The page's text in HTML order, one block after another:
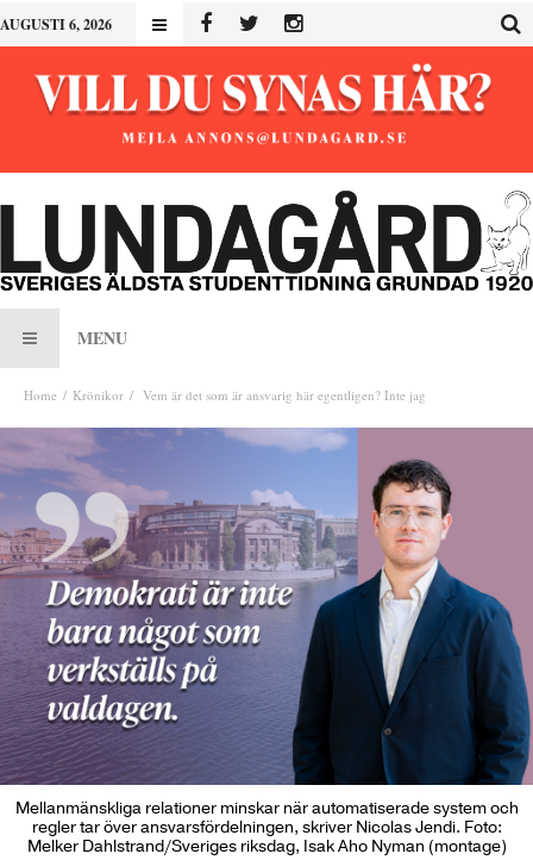
AUGUSTI 6, 2026
MENU
Home Krönikor Vem är det som är ansvarig här egentligen? Inte jag
Mellanmänskliga relationer minskar när automatiserade system och
regler tar över ansvarsfördelningen, skriver Nicolas Jendi. Foto:
Melker Dahlstrand/Sveriges riksdag, Isak Aho Nyman (montage)